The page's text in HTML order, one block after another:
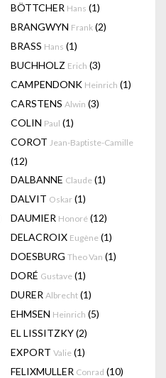
BÖTTCHER Hans (1)
BRANGWYN Frank (2)
BRASS Hans (1)
BUCHHOLZ Erich (3)
CAMPENDONK Heinrich (1)
CARSTENS Alwin (3)
COLIN Paul (1)
COROT Jean-Baptiste-Camille
(12)
DALBANNE Claude (1)
DALVIT Oskar (1)
DAUMIER Honoré (12)
DELACROIX Eugène (1)
DOESBURG Theo Van (1)
DORÉ Gustave (1)
DURER Albrecht (1)
EHMSEN Heinrich (5)
EL LISSITZKY(2)
EXPORT Valie (1)
FELIXMULLER Conrad (10)